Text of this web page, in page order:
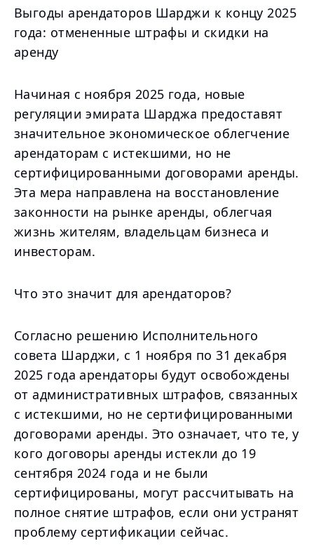
Выгоды арендаторов Шарджи к концу 2025
года: отмененные штрафы и скидки на
аренду
Начиная с ноября 2025 года, новые
регуляции эмирата Шарджа предоставят
значительное экономическое облегчение
арендаторам с истекшими, но не
сертифицированными договорами аренды.
Эта мера направлена на восстановление
законности на рынке аренды, облегчая
жизнь жителям, владельцам бизнеса и
инвесторам.
Что это значит для арендаторов?
Согласно решению Исполнительного
совета Шарджи, с 1 ноября по 31 декабря
2025 года арендаторы будут освобождены
от административных штрафов, связанных
с истекшими, но не сертифицированными
договорами аренды. Это означает, что те, у
кого договоры аренды истекли до 19
сентября 2024 года и не были
сертифицированы, могут рассчитывать на
полное снятие штрафов, если они устранят
проблему сертификации сейчас.